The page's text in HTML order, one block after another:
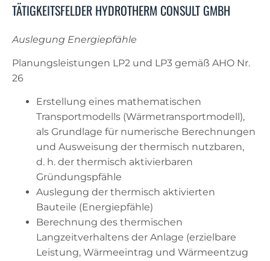
TÄTIGKEITSFELDER HYDROTHERM CONSULT GMBH
Auslegung Energiepfähle
Planungsleistungen LP2 und LP3 gemäß AHO Nr.
26
Erstellung eines mathematischen
Transportmodells (Wärmetransportmodell),
als Grundlage für numerische Berechnungen
und Ausweisung der thermisch nutzbaren,
d. h. der thermisch aktivierbaren
Gründungspfähle
Auslegung der thermisch aktivierten
Bauteile (Energiepfähle)
Berechnung des thermischen
Langzeitverhaltens der Anlage (erzielbare
Leistung, Wärmeeintrag und Wärmeentzug